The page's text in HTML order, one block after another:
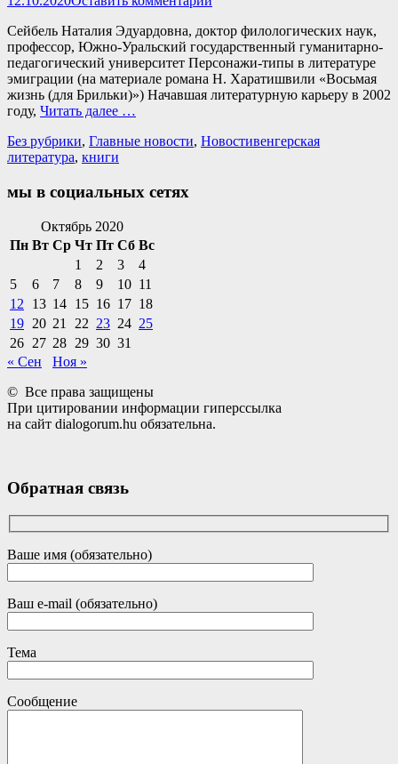
Сейбель Наталия Эдуардовна, доктор филологических наук,
профессор, Южно-Уральский государственный гуманитарно-
педагогический университет Персонажи-типы в литературе
эмиграции (на материале романа Н. Харатишвили «Восьмая
жизнь (для Брильки)») Начавшая литературную карьеру в 2002
году, Читать далее …
Категории
Без рубрики, Главные новости, НовостиТеги
венгерская
литература, книги
мы в социальных сетях
Facebook
Twitter
Instagram
VKontakte
ТелефонОктябрь 2020
Пн Вт Ср Чт Пт Сб Вс
1
2 3
4
5
6 7 8 9 10 11
12
13 14 15 16 17 18
19 20 21 22 23 24 25
26 27 28 29 30 31
« Сен
Ноя »
© Все права защищены
При цитировании информации гиперссылка
на сайт dialogorum.hu обязательна.
Обратная связь
Ваше имя (обязательно)
Ваш e-mail (обязательно)
Тема
Сообщение